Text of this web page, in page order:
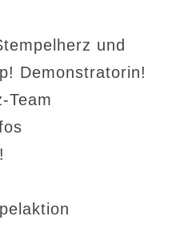
und
Demonstratorin!
Team